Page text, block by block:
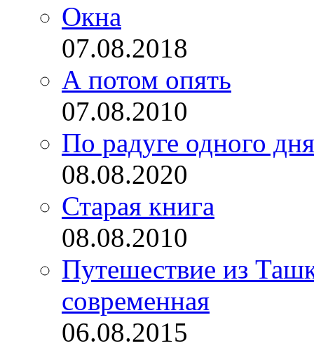
Окна
07.08.2018
А потом опять
07.08.2010
По радуге одного дня
08.08.2020
Старая книга
08.08.2010
Путешествие из
современная
06.08.2015